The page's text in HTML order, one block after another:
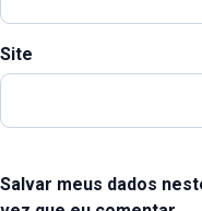
Site
Salvar meus dados